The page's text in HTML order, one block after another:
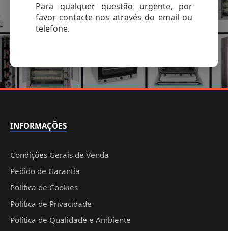
Para qualquer questão urgente, por
favor contacte-nos através do email ou
telefone.
INFORMAÇÕES
Condições Gerais de Venda
Pedido de Garantia
Política de Cookies
Política de Privacidade
Política de Qualidade e Ambiente